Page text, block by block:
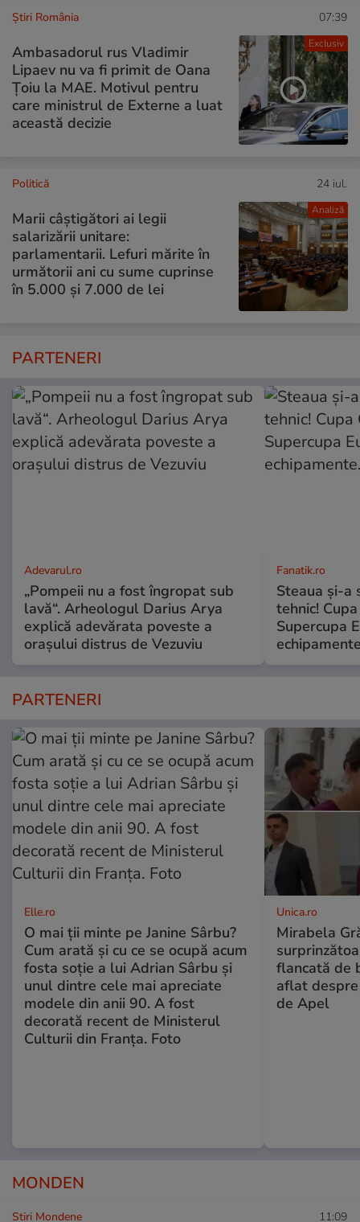
Exclusiv
Știri România 07:39
Ambasadorul rus Vladimir
Lipaev nu va fi primit de Oana
Țoiu la MAE. Motivul pentru
care ministrul de Externe a luat
această decizie
Analiză
Politică 24 iul.
Marii câștigători ai legii
salarizării unitare:
parlamentarii. Lefuri mărite în
următorii ani cu sume cuprinse
în 5.000 și 7.000 de lei
PARTENERI
Adevarul.ro
„Pompeii nu a fost îngropat sub
lavă“. Arheologul Darius Arya
explică adevărata poveste a
orașului distrus de Vezuviu
Fanatik.ro
Steaua și-a
tehnic!
Supercupa
PARTENERI
Elle.ro
O mai ții minte pe Janine Sârbu?
Cum arată și cu ce se ocupă acum
fosta soție a lui Adrian Sârbu și
unul dintre cele mai apreciate
modele din anii 90. A fost
decorată recent de Ministerul
Culturii din Franța. Foto
Unica.ro
Mirabela
flancată de
aflat
de Apel
MONDEN
Stiri Mondene 11:09